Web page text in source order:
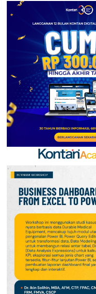
10
Perpres Ojol
Terbit
Agustus
Aturannya
Profil Emiten
hingga
Arsenal
Kerja Sama
Emirates
Detail
7
FIFA Akhirnya
Hadiah
yang Tertunda
Promo
Banget 7–13
2026,
Bebelac
9
Promo JSM
7–9 Agustus
Minyak
hingga Buah
10 Klasemen
AFF 2026: Ini